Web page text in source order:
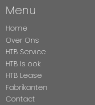
Menu
Home
Over Ons
HTB Service
HTB Is ook
HTB Lease
Fabrikanten
Contact